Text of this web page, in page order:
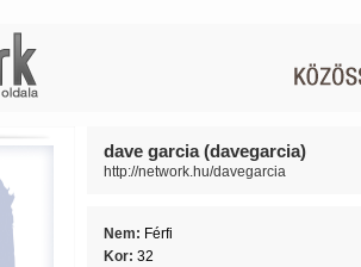
dave garcia (davegarcia)
http://network.hu/davegarcia
Nem: Férfi
Kor: 32